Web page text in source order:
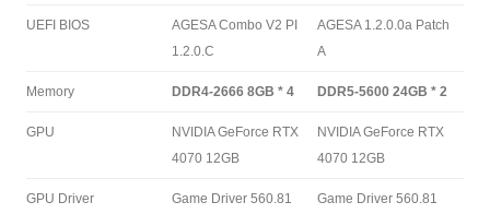
UEFI BIOS
AGESA Combo V2 PI
1.2.0.C
AGESA 1.2.0.0a Patch
A
Memory DDR4-2666 8GB * 4 DDR5-5600 24GB * 2
GPU
NVIDIA GeForce RTX
4070 12GB
NVIDIA GeForce RTX
4070 12GB
GPU Driver Game Driver 560.81 Game Driver 560.81